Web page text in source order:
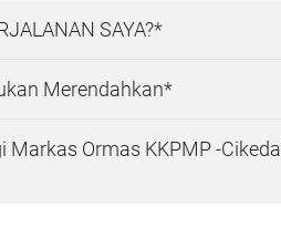
SAYA?*
Merendahkan*
Ormas KKPMP -Cikedal